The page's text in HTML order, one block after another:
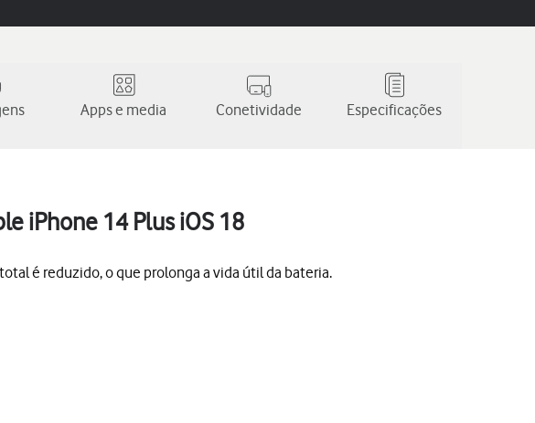
Apps e media Conetividade Especificações
iPhone 14 Plus iOS 18
é reduzido, o que prolonga a vida útil da bateria.